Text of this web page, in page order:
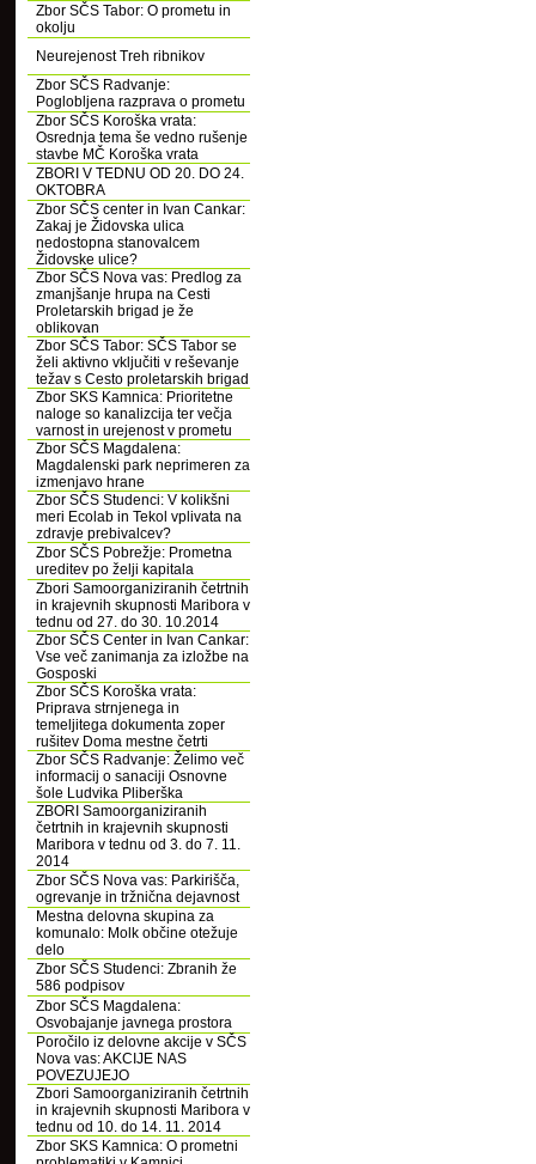
Zbor SČS Tabor: O prometu in
okolju
Neurejenost Treh ribnikov
Zbor SČS Radvanje:
Poglobljena razprava o prometu
Zbor SČS Koroška vrata:
Osrednja tema še vedno rušenje
stavbe MČ Koroška vrata
ZBORI V TEDNU OD 20. DO 24.
OKTOBRA
Zbor SČS center in Ivan Cankar:
Zakaj je Židovska ulica
nedostopna stanovalcem
Židovske ulice?
Zbor SČS Nova vas: Predlog za
zmanjšanje hrupa na Cesti
Proletarskih brigad je že
oblikovan
Zbor SČS Tabor: SČS Tabor se
želi aktivno vključiti v reševanje
težav s Cesto proletarskih brigad
Zbor SKS Kamnica: Prioritetne
naloge so kanalizcija ter večja
varnost in urejenost v prometu
Zbor SČS Magdalena:
Magdalenski park neprimeren za
izmenjavo hrane
Zbor SČS Studenci: V kolikšni
meri Ecolab in Tekol vplivata na
zdravje prebivalcev?
Zbor SČS Pobrežje: Prometna
ureditev po želji kapitala
Zbori Samoorganiziranih četrtnih
in krajevnih skupnosti Maribora v
tednu od 27. do 30. 10.2014
Zbor SČS Center in Ivan Cankar:
Vse več zanimanja za izložbe na
Gosposki
Zbor SČS Koroška vrata:
Priprava strnjenega in
temeljitega dokumenta zoper
rušitev Doma mestne četrti
Zbor SČS Radvanje: Želimo več
informacij o sanaciji Osnovne
šole Ludvika Pliberška
ZBORI Samoorganiziranih
četrtnih in krajevnih skupnosti
Maribora v tednu od 3. do 7. 11.
2014
Zbor SČS Nova vas: Parkirišča,
ogrevanje in tržnična dejavnost
Mestna delovna skupina za
komunalo: Molk občine otežuje
delo
Zbor SČS Studenci: Zbranih že
586 podpisov
Zbor SČS Magdalena:
Osvobajanje javnega prostora
Poročilo iz delovne akcije v SČS
Nova vas: AKCIJE NAS
POVEZUJEJO
Zbori Samoorganiziranih četrtnih
in krajevnih skupnosti Maribora v
tednu od 10. do 14. 11. 2014
Zbor SKS Kamnica: O prometni